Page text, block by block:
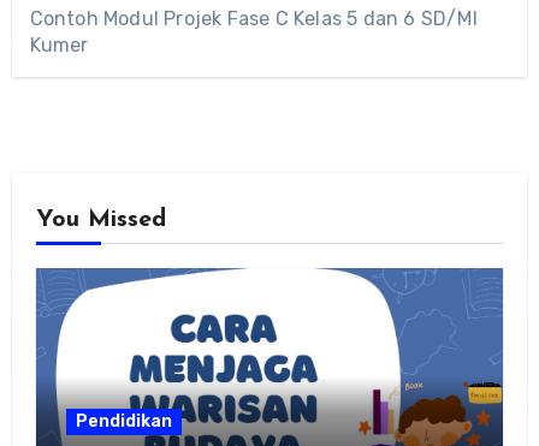
Contoh Modul Projek Fase C Kelas 5 dan 6 SD/MI
Kumer
You Missed
Pendidikan